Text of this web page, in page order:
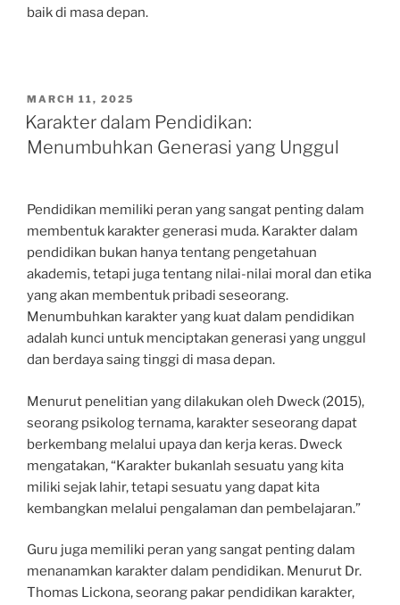
baik di masa depan.
POSTED
ON
MARCH 11, 2025
Karakter dalam Pendidikan:
Menumbuhkan Generasi yang Unggul
Pendidikan memiliki peran yang sangat penting dalam
membentuk karakter generasi muda. Karakter dalam
pendidikan bukan hanya tentang pengetahuan
akademis, tetapi juga tentang nilai-nilai moral dan etika
yang akan membentuk pribadi seseorang.
Menumbuhkan karakter yang kuat dalam pendidikan
adalah kunci untuk menciptakan generasi yang unggul
dan berdaya saing tinggi di masa depan.
Menurut penelitian yang dilakukan oleh Dweck (2015),
seorang psikolog ternama, karakter seseorang dapat
berkembang melalui upaya dan kerja keras. Dweck
mengatakan, “Karakter bukanlah sesuatu yang kita
miliki sejak lahir, tetapi sesuatu yang dapat kita
kembangkan melalui pengalaman dan pembelajaran.”
Guru juga memiliki peran yang sangat penting dalam
menanamkan karakter dalam pendidikan. Menurut Dr.
Thomas Lickona, seorang pakar pendidikan karakter,